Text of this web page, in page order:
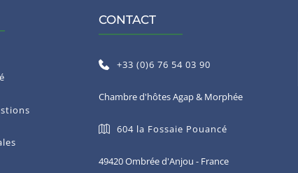
CONTACT
+33 (0)6 76 54 03 90
Chambre d'hôtes Agap & Morphée
604 la Fossaie Pouancé
49420 Ombrée d'Anjou - France